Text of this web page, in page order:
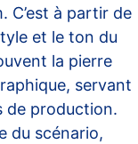
C’est à partir de
et le ton du
la pierre
servant
de production.
du scénario,